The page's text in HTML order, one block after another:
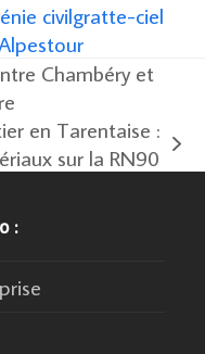
civilgratte-ciel
tour
Chambéry et
en Tarentaise :
sur la RN90
: